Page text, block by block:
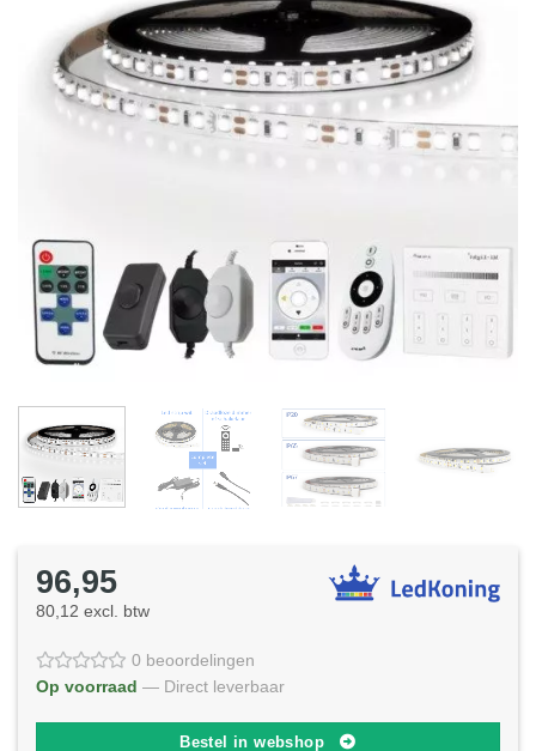
96,95
80,12 excl. btw
0 beoordelingen
Op voorraad — Direct leverbaar
Bestel in webshop